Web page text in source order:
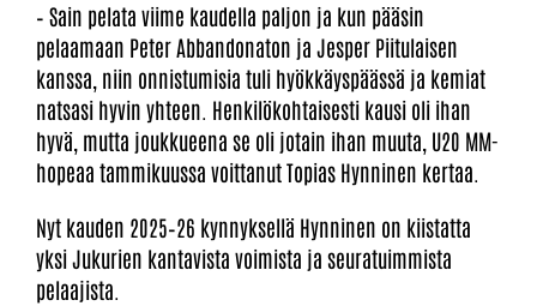
– Sain pelata viime kaudella paljon ja kun pääsin
pelaamaan Peter Abbandonaton ja Jesper Piitulaisen
kanssa, niin onnistumisia tuli hyökkäyspäässä ja kemiat
natsasi hyvin yhteen. Henkilökohtaisesti kausi oli ihan
hyvä, mutta joukkueena se oli jotain ihan muuta, U20 MM-
hopeaa tammikuussa voittanut Topias Hynninen kertaa.
Nyt kauden 2025–26 kynnyksellä Hynninen on kiistatta
yksi Jukurien kantavista voimista ja seuratuimmista
pelaajista.